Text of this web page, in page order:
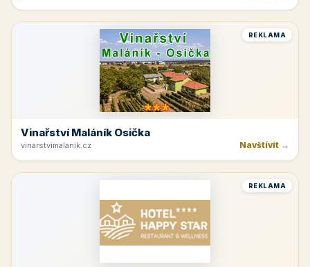
REKLAMA
Vinařství Maláník Osička
vinarstvimalanik.cz Navštívit →
REKLAMA